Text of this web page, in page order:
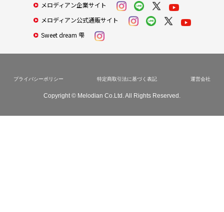
メロディアン企業サイト
メロディアン公式通販サイト
Sweet dream 雫
Copyright © Melodian Co.Ltd. All Rights Reserved.
プライバシーポリシー 特定商取引法に基づく表記 運営会社